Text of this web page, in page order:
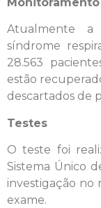
Atualmente a
síndrome
28.563
estão
descartados de
Testes
O teste foi
Sistema Único
investigação
exame.